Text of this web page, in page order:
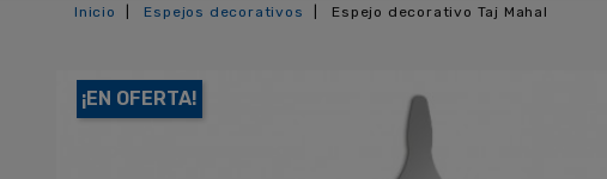
Inicio Espejos decorativos Espejo decorativo Taj Mahal
¡EN OFERTA!